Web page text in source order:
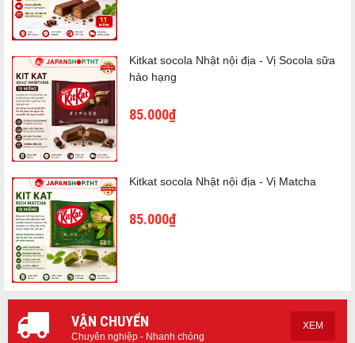
Xuất xứ: Nhật Bản
Khối lượng: 600g
Quy cách: 150g x 4 túi
Loại sản phẩm: Bột làm bánh Pancake/Hotcake Mix
Kitkat socola Nhật nội địa - Vị Socola sữa
hảo hạng
85.000₫
Kitkat socola Nhật nội địa - Vị Matcha
85.000₫
VẬN CHUYỂN
Chuyên nghiệp - Nhanh chóng
XEM